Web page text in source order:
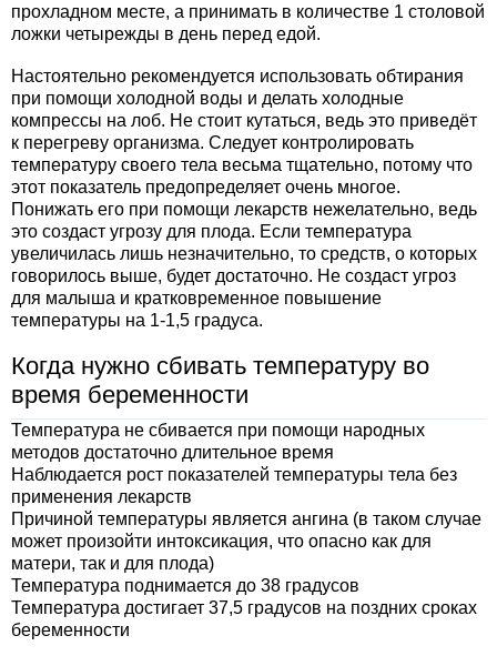
прохладном месте, а принимать в количестве 1 столовой
ложки четырежды в день перед едой.
Настоятельно рекомендуется использовать обтирания
при помощи холодной воды и делать холодные
компрессы на лоб. Не стоит кутаться, ведь это приведёт
к перегреву организма. Следует контролировать
температуру своего тела весьма тщательно, потому что
этот показатель предопределяет очень многое.
Понижать его при помощи лекарств нежелательно, ведь
это создаст угрозу для плода. Если температура
увеличилась лишь незначительно, то средств, о которых
говорилось выше, будет достаточно. Не создаст угроз
для малыша и кратковременное повышение
температуры на 1-1,5 градуса.
Когда нужно сбивать температуру во
время беременности
Температура не сбивается при помощи народных
методов достаточно длительное время
Наблюдается рост показателей температуры тела без
применения лекарств
Причиной температуры является ангина (в таком случае
может произойти интоксикация, что опасно как для
матери, так и для плода)
Температура поднимается до 38 градусов
Температура достигает 37,5 градусов на поздних сроках
беременности